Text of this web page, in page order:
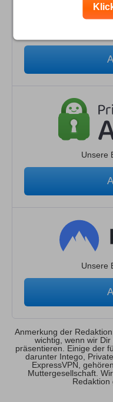
Unsere
Unsere
Anmerkung der
wichtig, wenn wir
präsentieren. Einige der
darunter Intego,
ExpressVPN,
Muttergesellschaft.
Redaktion